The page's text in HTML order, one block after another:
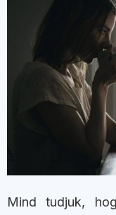
Mind tudjuk,